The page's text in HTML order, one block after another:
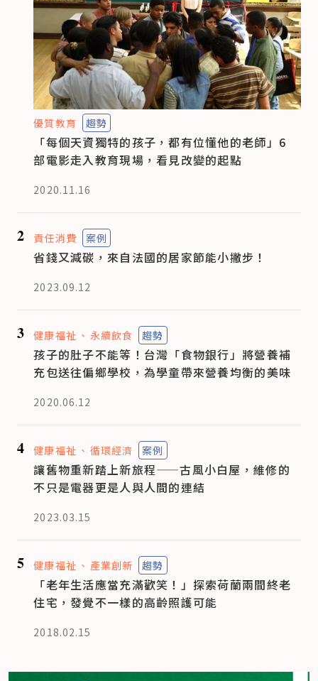
優質教育 趨勢
「每個天資獨特的孩子，都有位懂他的老師」6
部電影走入教育現場，看見改變的起點
2020.11.16
2 責任消費 案例
省錢又減碳，來自法國的居家節能小撇步！
2023.09.12
3 健康福祉 永續飲食 趨勢
孩子的肚子不能等！台灣「食物銀行」將營養補
充包送往偏鄉學校，為學童帶來營養均衡的美味
2020.06.12
4 健康福祉 循環經濟 案例
讓舊物重新踏上新旅程——古風小白屋，維修的
不只是電器更是人與人間的連結
2023.03.15
5 健康福祉 產業創新 趨勢
「老年生活應當充滿歡笑！」探索荷蘭兩間終老
住宅，發覺不一樣的高齡照護可能
2018.02.15